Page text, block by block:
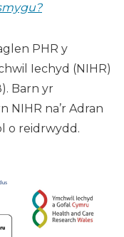
PHR y
Iechyd (NIHR)
Barn yr
NIHR na’r Adran
o reidrwydd.